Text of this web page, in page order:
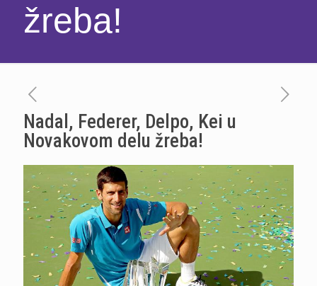
žreba!
Nadal, Federer, Delpo, Kei u
Novakovom delu žreba!